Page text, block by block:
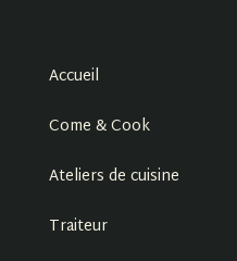
Accueil
Come & Cook
Ateliers de cuisine
Traiteur